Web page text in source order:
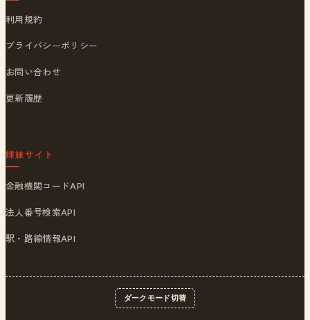
利用規約
プライバシーポリシー
お問い合わせ
更新履歴
姉妹サイト
金融機関コードAPI
法人番号検索API
駅・路線情報API
ダークモード切替